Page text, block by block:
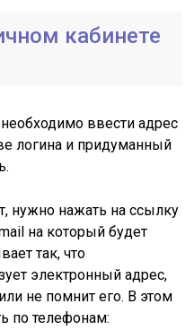
кабинете
ввести адрес
логина и придуманный
нужно нажать на ссылку
на который будет
так, что
электронный адрес,
не помнит его. В этом
по телефонам: